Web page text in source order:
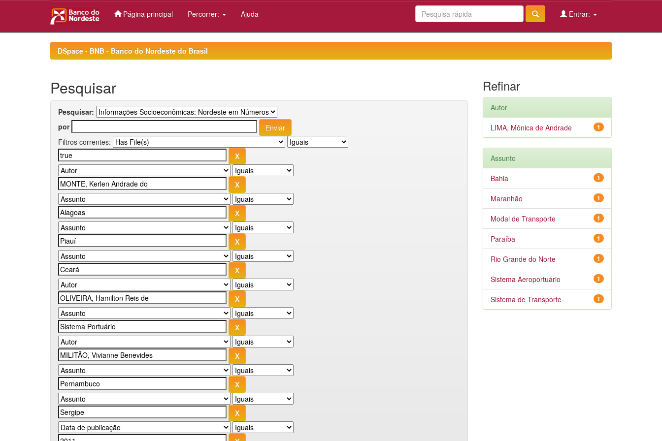
Página principal Percorrer: Ajuda Entrar:
DSpace - BNB - Banco do Nordeste do Brasil
Pesquisar
Pesquisar:
por
Filtros correntes:
Refinar
Autor
1
LIMA, Mônica de Andrade
Assunto
1
Bahia
1
Maranhão
1
Modal de Transporte
1
Paraíba
1
Rio Grande do Norte
1
Sistema Aeroportuário
1
Sistema de Transporte